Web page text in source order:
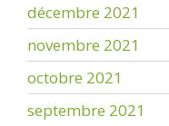
décembre 2021
novembre 2021
octobre 2021
septembre 2021